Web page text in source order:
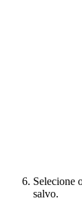
Selecione
salvo.